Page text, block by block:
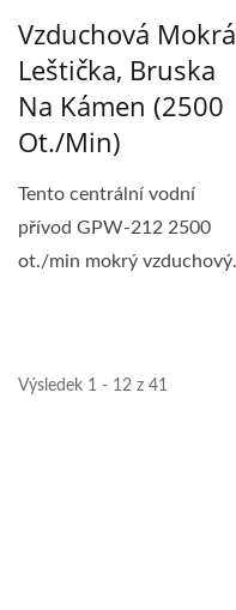
Vzduchová Mokrá
Leštička, Bruska
Na Kámen (2500
Ot./min)
Tento centrální vodní
přívod GPW-212 2500
ot./min mokrý vzduchový
Výsledek 1 - 12 z 41